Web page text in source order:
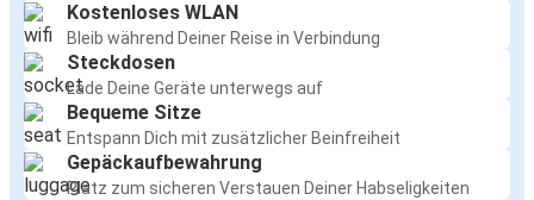
Kostenloses WLAN
Bleib während Deiner Reise in Verbindung
Steckdosen
Lade Deine Geräte unterwegs auf
Bequeme Sitze
Entspann Dich mit zusätzlicher Beinfreiheit
Gepäckaufbewahrung
Platz zum sicheren Verstauen Deiner Habseligkeiten